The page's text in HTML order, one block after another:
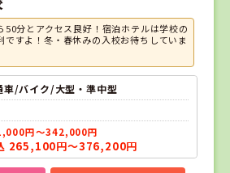
50分とアクセス良好！宿泊ホテルは学校の
ですよ！冬・春休みの入校お待ちしていま
車/バイク/大型・準中型
円～342,000円
265,100円～376,200円